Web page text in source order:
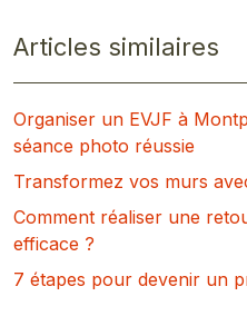
Articles similaires
Organiser un EVJF à
séance photo réussie
Transformez vos murs
Comment réaliser une
efficace ?
7 étapes pour devenir un